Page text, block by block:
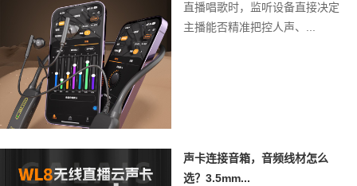
直播唱歌时，监听设备直接决定
主播能否精准把控人声、...
声卡连接音箱，音频线材怎么
选？3.5mm...